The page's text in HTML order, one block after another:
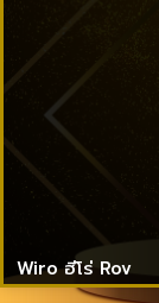
Wiro ฮีโร่ Rov